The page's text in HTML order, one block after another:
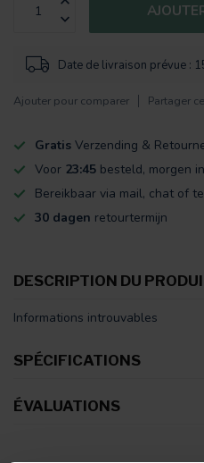
Date de livraison prévue :
Ajouter pour comparer Partager
Gratis Verzending &
Voor 23:45 besteld, morgen
Bereikbaar via mail, chat of
30 dagen retourtermijn
DESCRIPTION DU
Informations introuvables
SPÉCIFICATIONS
ÉVALUATIONS